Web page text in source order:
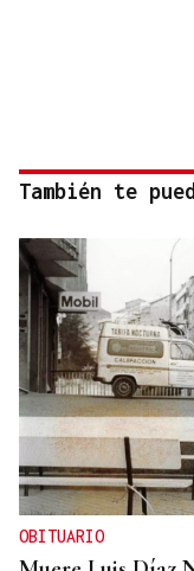
También te
OBITUARIO